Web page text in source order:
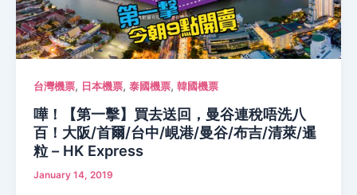
台灣機票, 日本機票, 泰國機票, 韓國機票
嘩！【第一擊】買去送回，曼谷連稅唔洗八
百！大阪/首爾/台中/峴港/曼谷/布吉/清萊/暹
粒 – HK Express
January 14, 2019